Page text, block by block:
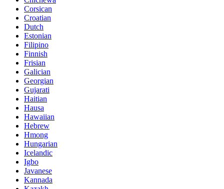
Corsican
Croatian
Dutch
Estonian
Filipino
Finnish
Frisian
Galician
Georgian
Gujarati
Haitian
Hausa
Hawaiian
Hebrew
Hmong
Hungarian
Icelandic
Igbo
Javanese
Kannada